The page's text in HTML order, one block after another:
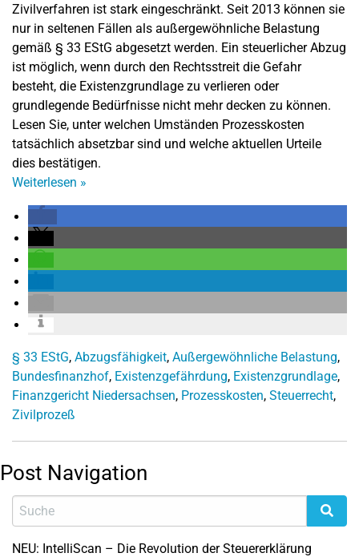
Zivilverfahren ist stark eingeschränkt. Seit 2013 können sie
nur in seltenen Fällen als außergewöhnliche Belastung
gemäß § 33 EStG abgesetzt werden. Ein steuerlicher Abzug
ist möglich, wenn durch den Rechtsstreit die Gefahr
besteht, die Existenzgrundlage zu verlieren oder
grundlegende Bedürfnisse nicht mehr decken zu können.
Lesen Sie, unter welchen Umständen Prozesskosten
tatsächlich absetzbar sind und welche aktuellen Urteile
dies bestätigen.
Weiterlesen »
§ 33 EStG, Abzugsfähigkeit, Außergewöhnliche Belastung,
Bundesfinanzhof, Existenzgefährdung, Existenzgrundlage,
Finanzgericht Niedersachsen, Prozesskosten, Steuerrecht,
Zivilprozeß
Post Navigation
NEU: IntelliScan – Die Revolution der Steuererklärung